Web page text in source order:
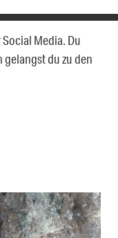
Media. Du
gelangst du zu den